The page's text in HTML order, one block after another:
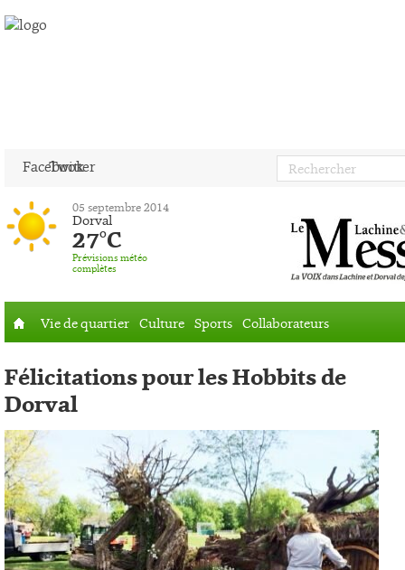
Facebook
Twitter
05 septembre 2014
Dorval
27°C
Prévisions météo
complètes
Vie de quartier Culture Sports Collaborateurs
Félicitations pour les Hobbits de
Dorval